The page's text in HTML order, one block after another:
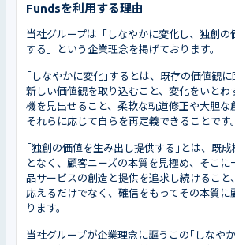
Fundsを利用する理由
当社グループは「しなやかに変化し、独創の
する」という企業理念を掲げております。
｢しなやかに変化｣するとは、既存の価値観
新しい価値観を取り込むこと、変化をいとわ
機を見出せること、柔軟な軌道修正や大胆な
それらに応じて自らを再定義できることです。
｢独創の価値を生み出し提供する｣とは、既成
となく、顧客ニーズの本質を見極め、そこに
品サービスの創造と提供を追求し続けること
応えるだけでなく、確信をもってその本質に
ります。
当社グループが企業理念に謳うこの｢しなや